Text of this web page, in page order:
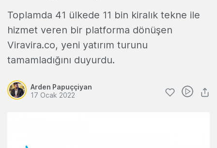
Toplamda 41 ülkede 11 bin kiralık tekne ile
hizmet veren bir platforma dönüşen
Viravira.co, yeni yatırım turunu
tamamladığını duyurdu.
Arden Papuççiyan
17 Ocak 2022